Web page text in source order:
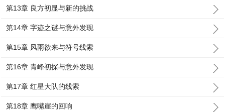
第13章 良方初显与新的挑战
第14章 字迹之谜与意外发现
第15章 风雨欲来与符号线索
第16章 青峰初探与意外发现
第17章 红星大队的线索
第18章 鹰嘴崖的回响